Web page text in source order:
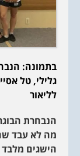
בתמונה:
גלילי, טל
לליאור
הנבחרת
מה לא עבד
הישגים מלבד